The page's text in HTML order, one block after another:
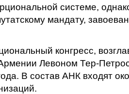
системе,
мандату,
конгресс,
Левоном Тер-
В состав АНК входят